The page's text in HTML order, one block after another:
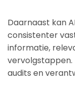
Daarnaast kan
consistenter
informatie,
audits en